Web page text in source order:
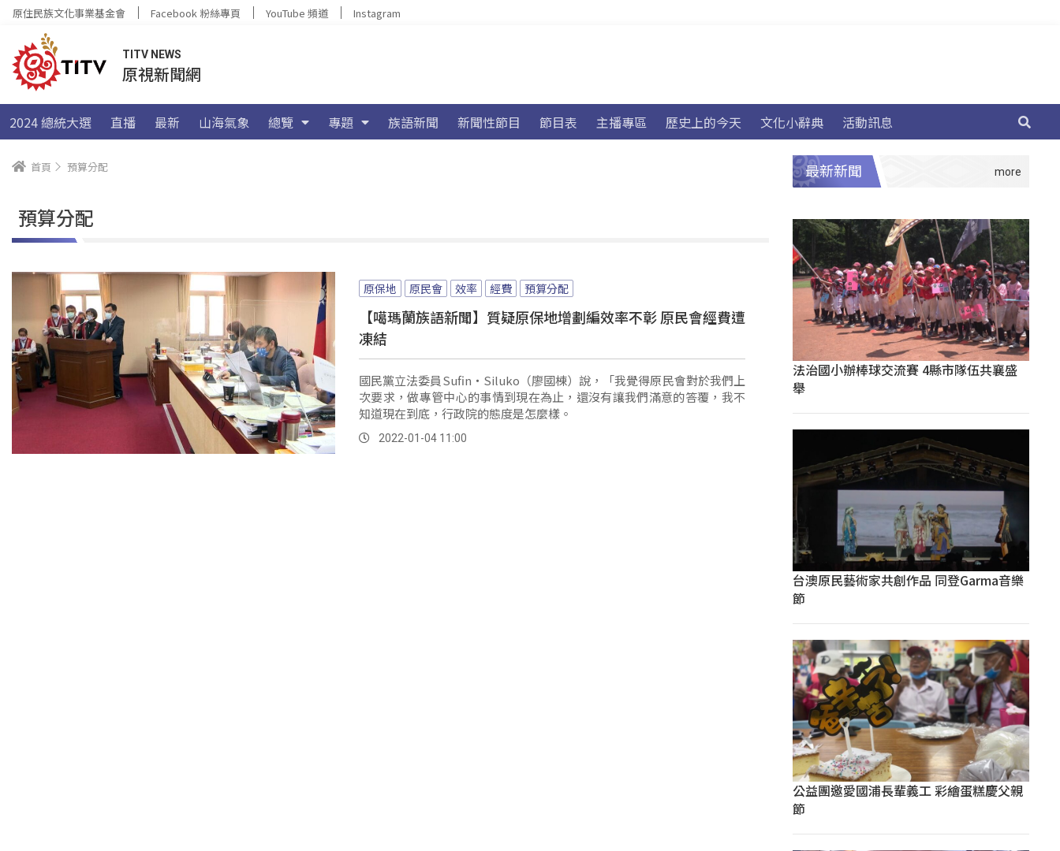
原住民族文化事業基金會 Facebook 粉絲專頁 YouTube 頻道 Instagram
TITV NEWS
原視新聞網
2024 總統大選 直播 最新 山海氣象 總覽 專題 族語新聞 新聞性節目 節目表 主播專區 歷史上的今天 文化小辭典 活動訊息
首頁 預算分配
預算分配
原保地 原民會 效率 經費 預算分配
【噶瑪蘭族語新聞】質疑原保地增劃編效率不彰 原民會經費遭
凍結
國民黨立法委員Sufin‧Siluko（廖國棟）說，「我覺得原民會對於我們上
次要求，做專管中心的事情到現在為止，還沒有讓我們滿意的答覆，我不
知道現在到底，行政院的態度是怎麼樣。
2022-01-04 11:00
最新新聞
法治國小辦棒球交流賽 4縣市隊伍共襄盛
舉
台澳原民藝術家共創作品 同登Garma音樂
節
公益團邀愛國浦長輩義工 彩繪蛋糕慶父親
節